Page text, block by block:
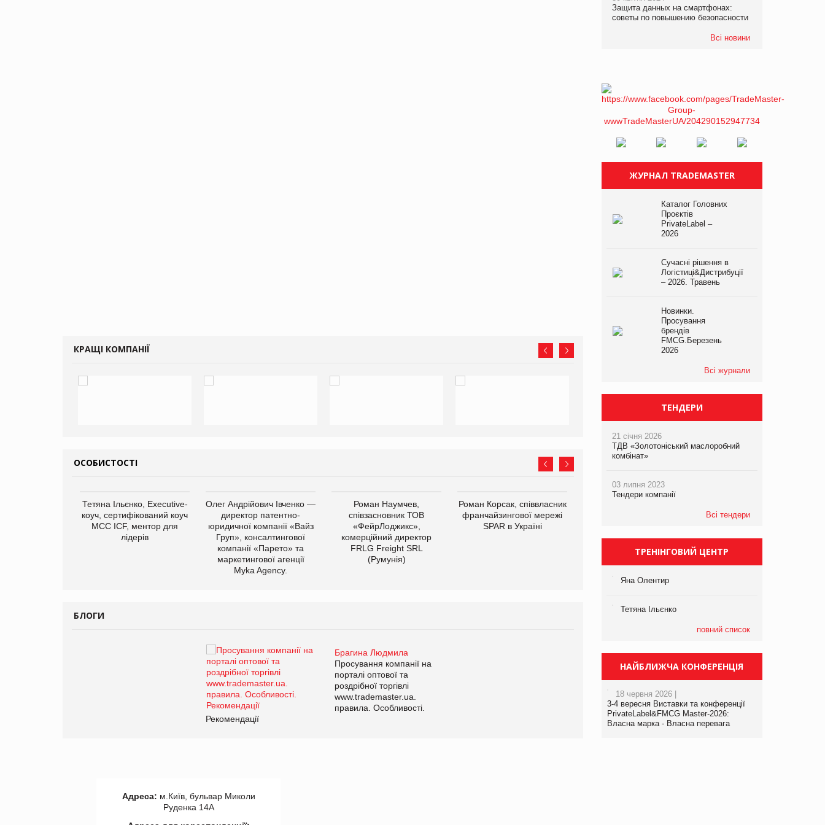
КРАЩІ КОМПАНІЇ
ОСОБИСТОСТІ
Тетяна Ільєнко, Executive-
коуч, сертифікований коуч
МСС ICF, ментор для
лідерів
Олег Андрійович Івченко —
директор патентно-
юридичної компанії «Вайз
Груп», консалтингової
компанії «Парето» та
маркетингової агенції
Myka Agency.
Роман Наумчев,
співзасновник ТОВ
«ФейрЛоджикс»,
комерційний директор
FRLG Freight SRL
(Румунія)
Роман Корсак, співвласник
франчайзингової мережі
SPAR в Україні
виробництва
компанії «УкраМарин»
БЛОГИ
Брагина Людмила
Просування компанії на
порталі оптової та
роздрібної торгівлі
www.trademaster.ua.
правила. Особливості.
Рекомендації
Брагина Людмила
Просування компанії на
www.trademaster.ua.
правила. Особливості.
Защита данных на смартфонах:
советы по повышению безопасности
Всі новини
ЖУРНАЛ TRADEMASTER
Каталог Головних
Проєктів
PrivateLabel –
2026
Сучасні рішення в
Логістиці&Дистрибуції
– 2026. Травень
Новинки.
Просування
брендів
FMCG.Березень
2026
Всі журнали
ТЕНДЕРИ
21 січня 2026
ТДВ «Золотоніський маслоробний
комбінат»
03 липня 2023
Тендери компанії
Всі тендери
ТРЕНІНГОВИЙ ЦЕНТР
Яна Олентир
Тетяна Ільєнко
повний список
НАЙБЛИЖЧА КОНФЕРЕНЦІЯ
18 червня 2026 |
3-4 вересня Виставки та конференції
PrivateLabel&FMCG Master-2026:
Власна марка - Власна перевага
Адреса: м.Київ, бульвар Миколи
Руденка 14А